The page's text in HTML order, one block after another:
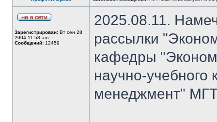
Зарегистрирован: Вт сен 28,
2004 11:58 am
Сообщений: 12459
2025.08.11.
рассылки
кафедры
научно-
менеджмент"